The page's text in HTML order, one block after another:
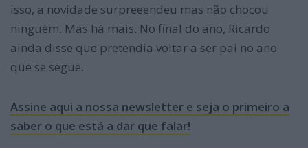
isso, a novidade surpreeendeu mas não chocou
ninguém. Mas há mais. No final do ano, Ricardo
ainda disse que pretendia voltar a ser pai no ano
que se segue.
Assine aqui a nossa newsletter e seja o primeiro a
saber o que está a dar que falar!